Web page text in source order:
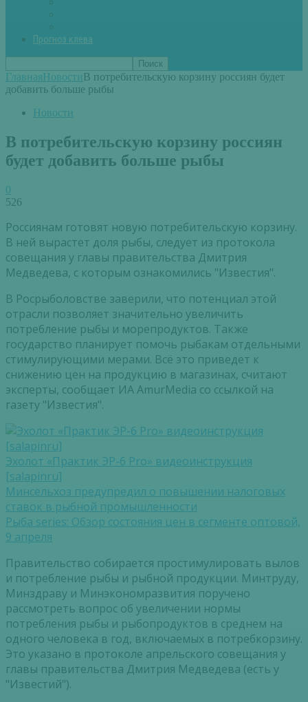
Прогноз клева
ГлавнаяНовостиВ потребительскую корзину россиян будет
добавить больше рыбы
Новости
В потребительскую корзину россиян
будет добавить больше рыбы
0
526
Россиянам готовят новую потребительскую корзину.
В ней вырастет доля рыбы, следует из протокола
совещания у главы правительства Дмитрия
Медведева, с которым ознакомились "Известия".
В Росрыболовстве заверили, что потенциал этой
отрасли позволяет значительно увеличить
потребление рыбы и морепродуктов. Также
государство планирует помочь рыбакам отдельными
стимулирующими мерами. Всё это приведет к
снижению цен на продукцию в магазинах, считают
эксперты, сообщает ИА AmurMedia со ссылкой на
газету "Известия".
Эхолот «Практик ЭР-6 Pro» видеоинструкция
[salapinru]
Минсельхоз предупредил о повышении налоговых
ставок в рыбной промышленности
Рыба series: Обзор состояния цен в сегменте оптовой,
9 апреля
Правительство собирается простимулировать вылов
и потребление рыбы и рыбной продукции. Минтруду,
Минздраву и Минэкономразвития поручено
рассмотреть вопрос об увеличении нормы
потребления рыбы и рыбопродуктов в среднем на
одного человека в год, включаемых в потребкорзину.
Это указано в протоколе апрельского совещания у
главы правительства Дмитрия Медведева (есть у
"Известий").